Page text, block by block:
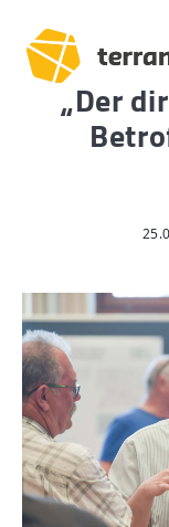
Löchgau
Esslingen
Start
Planung,
Aktuelles
„Der